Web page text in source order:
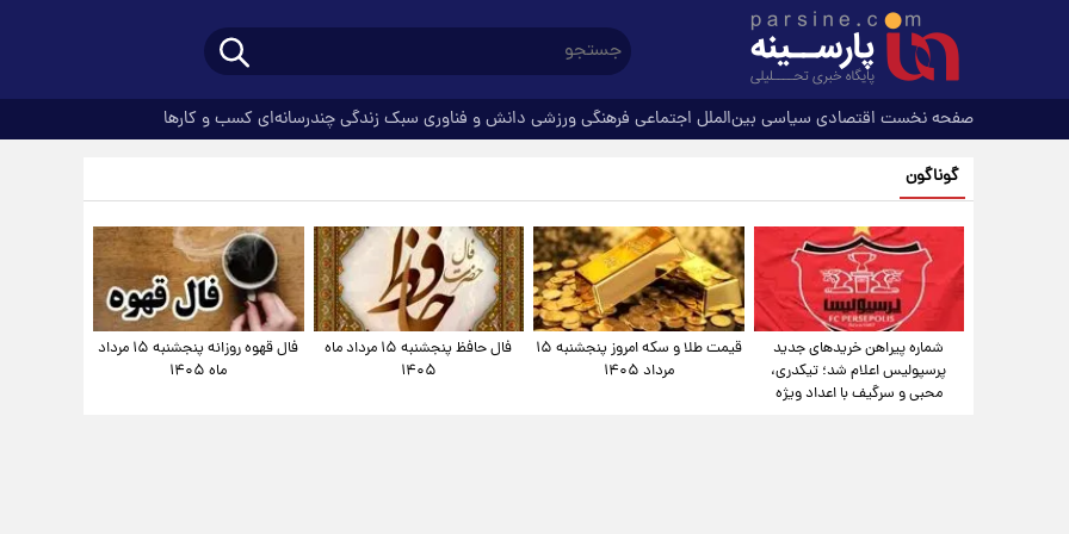
صفحه نخست اقتصادی سیاسی بین‌الملل اجتماعی فرهنگیورزشی دانش و فناوری سبک زندگیچندرسانه‌ای کسب و کارها
گوناگون
شماره پیراهن خریدهای جدید
پرسپولیس اعلام شد؛ تیکدری،
محبی و سرگیف با اعداد ویژه
قیمت طلا و سکه امروز پنجشنبه ۱۵
مرداد ۱۴۰۵
فال حافظ پنجشنبه ۱۵ مرداد ماه
۱۴۰۵
فال قهوه روزانه پنجشنبه ۱۵ مرداد
ماه ۱۴۰۵